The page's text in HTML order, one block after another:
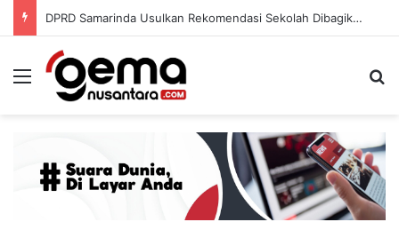
DPRD Samarinda Usulkan Rekomendasi Sekolah Dibagikan Sejak Siswa Kelas 5 SD
Menu